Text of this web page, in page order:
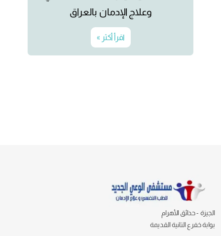
وعلاج الإدمان بالعراق
اقرأ أكثر »
الجيزة - حدائق الأهرام
بوابة خفرع التانية القديمة